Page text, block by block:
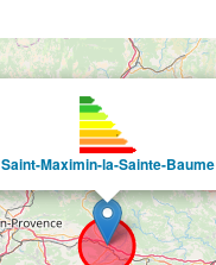
Saint-Maximin-la-Sainte-Baume